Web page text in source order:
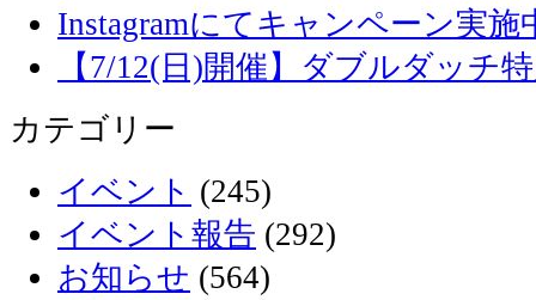
Instagramにてキャンペーン実施
【7/12(日)開催】ダブルダッチ
カテゴリー
イベント (245)
イベント報告 (292)
お知らせ (564)